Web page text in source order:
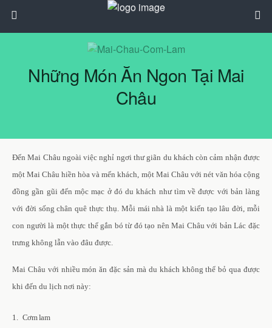
Những Món Ăn Ngon Tại Mai
Châu
Đến Mai Châu ngoài việc nghỉ ngơi thư giãn du khách còn cảm nhận được
một Mai Châu hiền hòa và mến khách, một Mai Châu với nét văn hóa cộng
đồng gần gũi đến mộc mạc ở đó du khách như tìm về được với bản làng
với đời sống chân quê thực thụ. Mỗi mái nhà là một kiến tạo lâu đời, mỗi
con người là một thực thể gắn bó từ đó tạo nên Mai Châu với bản Lác đặc
trưng không lẫn vào đâu được.
Mai Châu với nhiều món ăn đặc sản mà du khách không thể bỏ qua được
khi đến du lịch nơi này:
1. Cơm lam